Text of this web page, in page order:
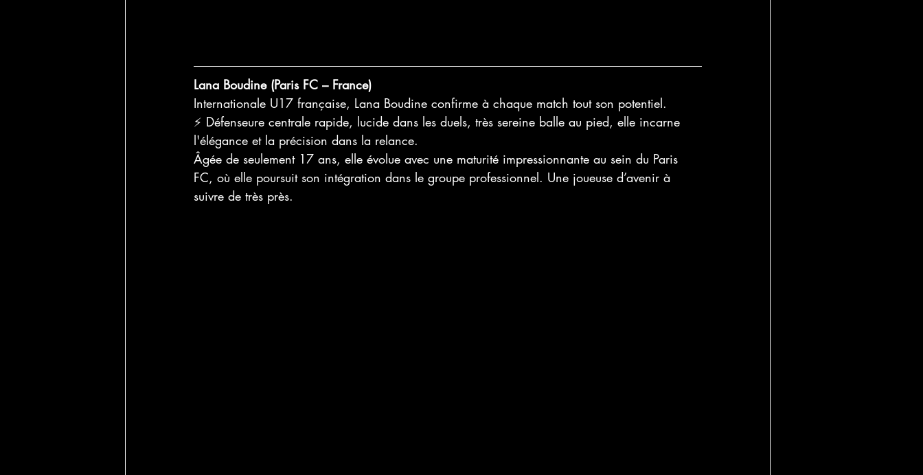
Lana Boudine (Paris FC – France)
Internationale U17 française, Lana Boudine confirme à chaque match tout son potentiel.
⚡️ Défenseure centrale rapide, lucide dans les duels, très sereine balle au pied, elle incarne
l'élégance et la précision dans la relance.
Âgée de seulement 17 ans, elle évolue avec une maturité impressionnante au sein du Paris
FC, où elle poursuit son intégration dans le groupe professionnel. Une joueuse d’avenir à
suivre de très près.